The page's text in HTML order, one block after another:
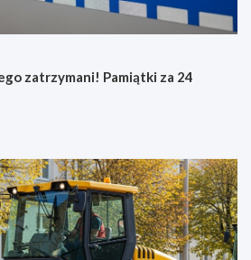
zatrzymani! Pamiątki za 24